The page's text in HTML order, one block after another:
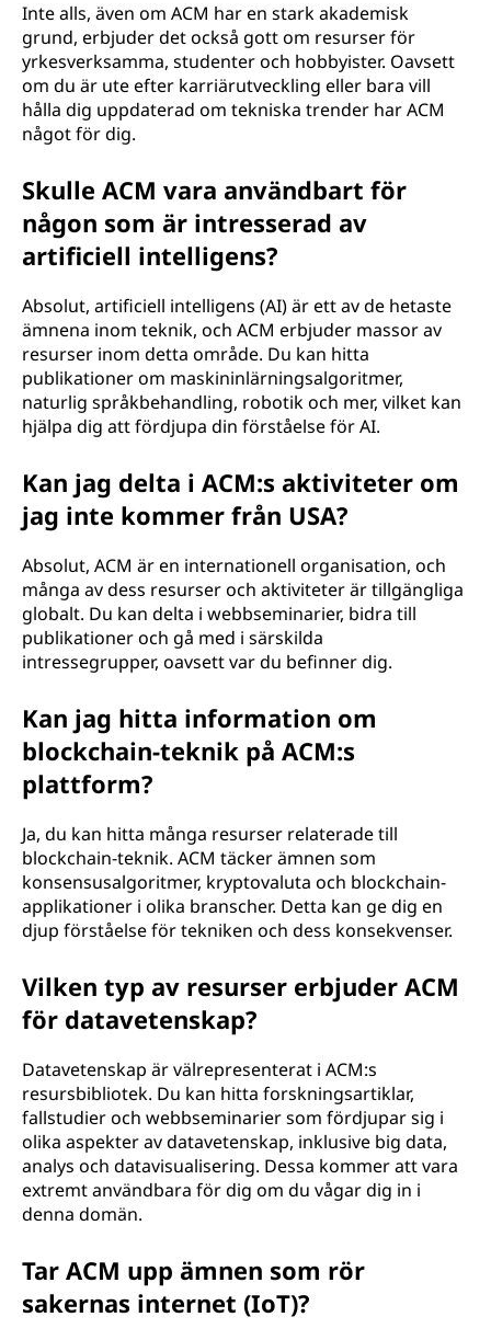
Inte alls, även om ACM har en stark akademisk
grund, erbjuder det också gott om resurser för
yrkesverksamma, studenter och hobbyister. Oavsett
om du är ute efter karriärutveckling eller bara vill
hålla dig uppdaterad om tekniska trender har ACM
något för dig.
Skulle ACM vara användbart för
någon som är intresserad av
artificiell intelligens?
Absolut, artificiell intelligens (AI) är ett av de hetaste
ämnena inom teknik, och ACM erbjuder massor av
resurser inom detta område. Du kan hitta
publikationer om maskininlärningsalgoritmer,
naturlig språkbehandling, robotik och mer, vilket kan
hjälpa dig att fördjupa din förståelse för AI.
Kan jag delta i ACM:s aktiviteter om
jag inte kommer från USA?
Absolut, ACM är en internationell organisation, och
många av dess resurser och aktiviteter är tillgängliga
globalt. Du kan delta i webbseminarier, bidra till
publikationer och gå med i särskilda
intressegrupper, oavsett var du befinner dig.
Kan jag hitta information om
blockchain-teknik på ACM:s
plattform?
Ja, du kan hitta många resurser relaterade till
blockchain-teknik. ACM täcker ämnen som
konsensusalgoritmer, kryptovaluta och blockchain-
applikationer i olika branscher. Detta kan ge dig en
djup förståelse för tekniken och dess konsekvenser.
Vilken typ av resurser erbjuder ACM
för datavetenskap?
Datavetenskap är välrepresenterat i ACM:s
resursbibliotek. Du kan hitta forskningsartiklar,
fallstudier och webbseminarier som fördjupar sig i
olika aspekter av datavetenskap, inklusive big data,
analys och datavisualisering. Dessa kommer att vara
extremt användbara för dig om du vågar dig in i
denna domän.
Tar ACM upp ämnen som rör
sakernas internet (IoT)?